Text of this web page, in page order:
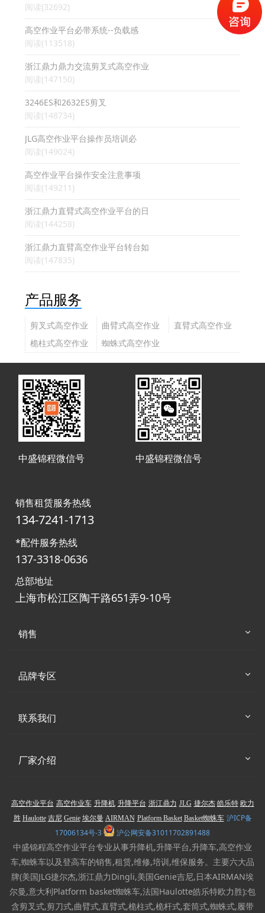
阅读(32692)
高空作业平台必带系统--负载感
阅读(113518)
浙江鼎力鼎力交流剪叉式高空作业
阅读(147150)
3246ES和2632ES剪叉
阅读(148734)
JLG高空作业平台操作员培训必
阅读(149024)
高空作业平台操作安全注意事项
阅读(149211)
浙江鼎力直臂式高空作业平台的日
阅读(144258)
浙江鼎力直臂高空作业平台转台如
阅读(147835)
产品服务
剪叉式高空作业
平台
曲臂式高空作业
平台
直臂式高空作业
桅柱式高空作业
蜘蛛式高空作业
中盛锦程微信号 中盛锦程微信号
销售租赁服务热线
134-7241-1713
*配件服务热线
137-3318-0636
总部地址
上海市松江区陶干路651弄9-10号
销售
品牌专区
联系我们
厂家介绍
高空作业平台 高空作业车 升降机 升降平台 浙江鼎力 JLG 捷尔杰 皓乐特 欧力
胜 Haulotte 吉尼 Genie 埃尔曼 AIRMAN Platform Basket Basket蜘蛛车 沪ICP备
17006134号-3
沪公网安备31011702891488
中盛锦程高空作业平台专业从事升降机,升降平台,升降车,高空作业
车,蜘蛛车以及登高车的销售,租赁,维修,培训,维保服务。主要六大品
牌(美国JLG捷尔杰,浙江鼎力Dingli,美国Genie吉尼,日本AIRMAN埃
尔曼,意大利Platform basket蜘蛛车,法国Haulotte皓乐特欧力胜):包
含剪叉式,剪刀式,曲臂式,直臂式,桅柱式,桅杆式,套筒式,蜘蛛式,履带